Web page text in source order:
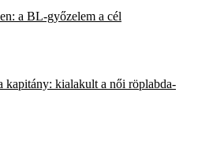
a BL-győzelem a cél
kialakult a női röplabda-